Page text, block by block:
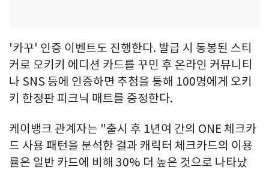
'카꾸' 인증 이벤트도 진행한다. 발급 시 동봉된 스티
커로 오키키 에디션 카드를 꾸민 후 온라인 커뮤니티
나 SNS 등에 인증하면 추첨을 통해 100명에게 오키
키 한정판 피크닉 매트를 증정한다.
케이뱅크 관계자는 "출시 후 1년여 간의 ONE 체크카
드 사용 패턴을 분석한 결과 캐릭터 체크카드의 이용
률은 일반 카드에 비해 30% 더 높은 것으로 나타났